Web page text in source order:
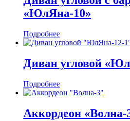
«ЮлЯна-10»
Подробнее
Диван угловой
Подробнее
Аккордеон «Волна-